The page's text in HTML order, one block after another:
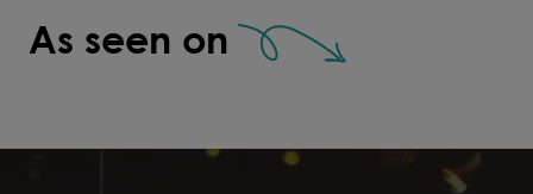
budget!"
As seen on